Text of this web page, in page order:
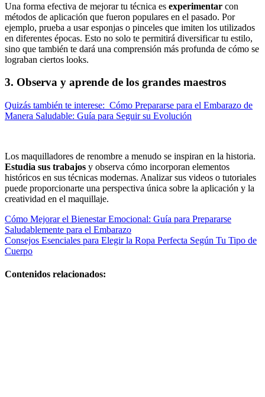
Una forma efectiva de mejorar tu técnica es experimentar con
métodos de aplicación que fueron populares en el pasado. Por
ejemplo, prueba a usar esponjas o pinceles que imiten los utilizados
en diferentes épocas. Esto no solo te permitirá diversificar tu estilo,
sino que también te dará una comprensión más profunda de cómo se
lograban ciertos looks.
3. Observa y aprende de los grandes maestros
Quizás también te interese: Cómo Prepararse para el Embarazo de
Manera Saludable: Guía para Seguir su Evolución
Los maquilladores de renombre a menudo se inspiran en la historia.
Estudia sus trabajos y observa cómo incorporan elementos
históricos en sus técnicas modernas. Analizar sus videos o tutoriales
puede proporcionarte una perspectiva única sobre la aplicación y la
creatividad en el maquillaje.
Navegación
de
entradas
Cómo Mejorar el Bienestar Emocional: Guía para Prepararse
Saludablemente para el Embarazo
Consejos Esenciales para Elegir la Ropa Perfecta Según Tu Tipo de
Cuerpo
Contenidos relacionados: